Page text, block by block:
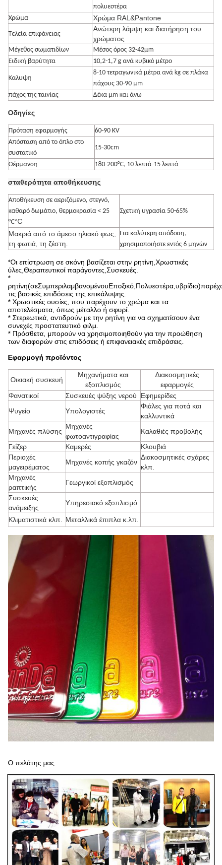
πολυεστέρα
Χρώμα
Χρώμα RAL&Pantone
Τελεία επιφάνειας
Ανώτερη λάμψη και διατήρηση του
χρώματος
Μέγεθος σωματιδίων
Μέσος όρος 32-42μm
Ειδική βαρύτητα
10,2-1,7 g ανά κυβικό μέτρο
Καλυψη
8-10 τετραγωνικά μέτρα ανά kg σε πλάκα
πάχους 30-90 μm
πάχος της ταινίας
Δέκα μm και άνω
Οδηγίες
Πρόταση εφαρμογής
60-90 KV
Απόσταση από το όπλο στο
συστατικό
15-30cm
Θέρμανση 180-200°C, 10 λεπτά-15 λεπτά
σταθερότητα αποθήκευσης
Αποθήκευση σε αεριζόμενο, στεγνό,
καθαρό δωμάτιο, θερμοκρασία < 25
°C°C
Σχετική υγρασία 50-65%
Μακριά από το άμεσο ηλιακό φως,
τη φωτιά, τη ζέστη.
Για καλύτερη απόδοση,
χρησιμοποιήστε εντός 6 μηνών
*Οι επίστρωση σε σκόνη βασίζεται στην ρητίνη Χρωστικές
ύλες Θεραπευτικοί παράγοντες Συσκευές.
*
ρητίνη(σεΣυμπεριλαμβανομένουΕποξικό Πολυεστέρα υβρίδιο)
τις βασικές επιδόσεις της επικάλυψης.
* Χρωστικές ουσίες, που παρέχουν το χρώμα και τα
αποτελέσματα, όπως μέταλλο ή σφυρί.
* Στερεωτικά, αντιδρούν με την ρητίνη για να σχηματίσουν ένα
συνεχές προστατευτικό φιλμ.
* Πρόσθετα, μπορούν να χρησιμοποιηθούν για την προώθηση
των διαφορών στις επιδόσεις ή επιφανειακές επιδράσεις.
Εφαρμογή προϊόντος
Οικιακή συσκευή
Μηχανήματα και
εξοπλισμός
Διακοσμητικές
εφαρμογές
Φανατικοί
Συσκευές ψύξης νερού
Εφημερίδες
Ψυγείο
Υπολογιστές
Φιάλες για ποτά και
καλλυντικά
Μηχανές πλύσης
Μηχανές
φωτοαντιγραφίας
Καλαθιές προβολής
Γεΐζερ
Καμερές
Κλουβιά
Περιοχές
μαγειρέματος
Μηχανές κοπής γκαζόν
Διακοσμητικές σχάρες
κλπ.
Μηχανές
ραπτικής
Γεωργικοί εξοπλισμός
Συσκευές
ανάμειξης
Υπηρεσιακό εξοπλισμό
Κλιματιστικά κλπ. Μεταλλικά έπιπλα κ.λπ.
Ο πελάτης μας.